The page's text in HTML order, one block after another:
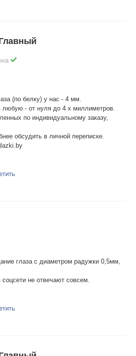
(по белку) у нас - 4 мм.
любую - от нуля до 4 х миллиметров.
по индивидуальному заказу,
обсудить в личной переписке.
глаза с диаметром радужки 0,5мм,
не отвечают совсем.